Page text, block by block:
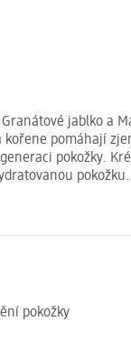
jablko a
kořene pomáhají
pokožky.
pokožku.
pokožky